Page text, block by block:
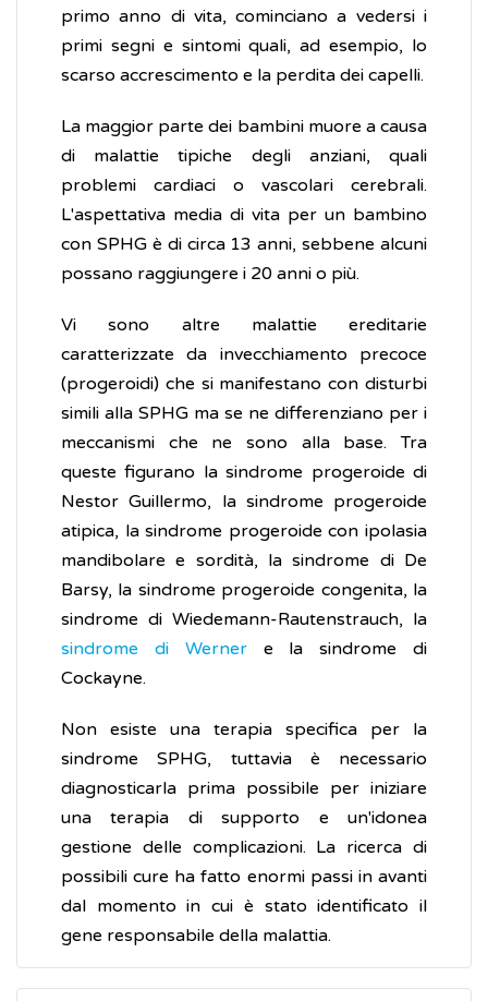
primo anno di vita, cominciano a vedersi i
primi segni e sintomi quali, ad esempio, lo
scarso accrescimento e la perdita dei capelli.
La maggior parte dei bambini muore a causa
di malattie tipiche degli anziani, quali
problemi cardiaci o vascolari cerebrali.
L'aspettativa media di vita per un bambino
con SPHG è di circa 13 anni, sebbene alcuni
possano raggiungere i 20 anni o più.
Vi sono altre malattie ereditarie
caratterizzate da invecchiamento precoce
(progeroidi) che si manifestano con disturbi
simili alla SPHG ma se ne differenziano per i
meccanismi che ne sono alla base. Tra
queste figurano la sindrome progeroide di
Nestor Guillermo, la sindrome progeroide
atipica, la sindrome progeroide con ipolasia
mandibolare e sordità, la sindrome di De
Barsy, la sindrome progeroide congenita, la
sindrome di Wiedemann-Rautenstrauch, la
sindrome di Wernere la sindrome di
Cockayne.
Non esiste una terapia specifica per la
sindrome SPHG, tuttavia è necessario
diagnosticarla prima possibile per iniziare
una terapia di supporto e un'idonea
gestione delle complicazioni. La ricerca di
possibili cure ha fatto enormi passi in avanti
dal momento in cui è stato identificato il
gene responsabile della malattia.